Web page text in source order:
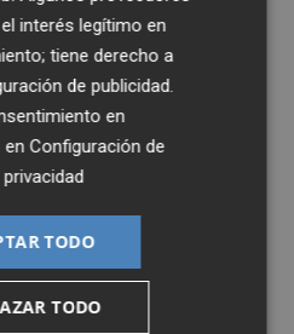
interés legítimo en
tiene derecho a
de publicidad
en
enConfiguración de
TODO
TODO